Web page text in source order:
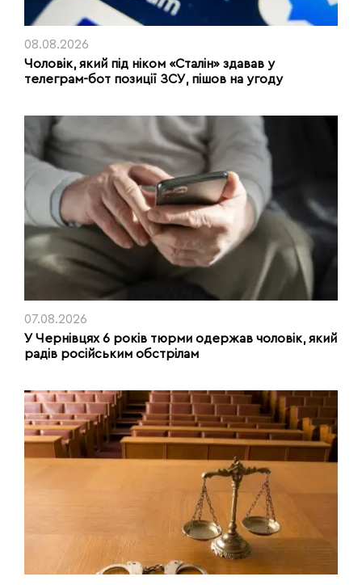
08.08.2026
Чоловік, який під ніком «Сталін» здавав у
телеграм-бот позиції ЗСУ, пішов на угоду
07.08.2026
У Чернівцях 6 років тюрми одержав чоловік, який
радів російським обстрілам